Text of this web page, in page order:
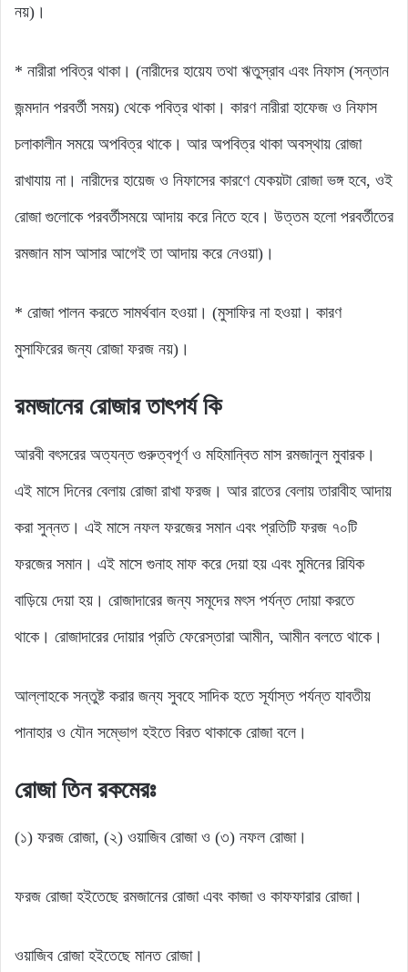
নয়)।
* নারীরা পবিত্র থাকা। (নারীদের হায়েয তথা ঋতুস্রাব এবং নিফাস (সন্তান
জন্মদান পরবর্তী সময়) থেকে পবিত্র থাকা। কারণ নারীরা হাফেজ ও নিফাস
চলাকালীন সময়ে অপবিত্র থাকে। আর অপবিত্র থাকা অবস্থায় রোজা
রাখাযায় না। নারীদের হায়েজ ও নিফাসের কারণে যেকয়টা রোজা ভঙ্গ হবে, ওই
রোজা গুলোকে পরবর্তীসময়ে আদায় করে নিতে হবে। উত্তম হলো পরবর্তীতের
রমজান মাস আসার আগেই তা আদায় করে নেওয়া)।
* রোজা পালন করতে সামর্থবান হওয়া। (মুসাফির না হওয়া। কারণ
মুসাফিরের জন্য রোজা ফরজ নয়)।
রমজানের রোজার তাৎপর্য কি
আরবী বৎসরের অত্যন্ত গুরুত্বপূর্ণ ও মহিমান্বিত মাস রমজানুল মুবারক।
এই মাসে দিনের বেলায় রোজা রাখা ফরজ। আর রাতের বেলায় তারাবীহ আদায়
করা সুন্নত। এই মাসে নফল ফরজের সমান এবং প্রতিটি ফরজ ৭০টি
ফরজের সমান। এই মাসে গুনাহ মাফ করে দেয়া হয় এবং মুমিনের রিযিক
বাড়িয়ে দেয়া হয়। রোজাদারের জন্য সমূদের মৎস পর্যন্ত দোয়া করতে
থাকে। রোজাদারের দোয়ার প্রতি ফেরেস্তারা আমীন, আমীন বলতে থাকে।
আল্লাহকে সন্তুষ্ট করার জন্য সুবহে সাদিক হতে সূর্যাস্ত পর্যন্ত যাবতীয়
পানাহার ও যৌন সম্ভোগ হইতে বিরত থাকাকে রোজা বলে।
রোজা তিন রকমেরঃ
(১) ফরজ রোজা, (২) ওয়াজিব রোজা ও (৩) নফল রোজা।
ফরজ রোজা হইতেছে রমজানের রোজা এবং কাজা ও কাফফারার রোজা।
ওয়াজিব রোজা হইতেছে মানত রোজা।